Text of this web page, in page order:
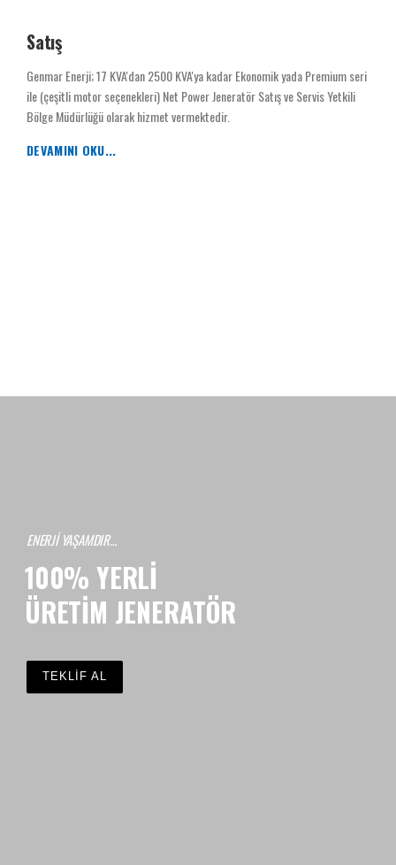
Satış
Genmar Enerji; 17 KVA'dan 2500 KVA'ya kadar Ekonomik yada Premium seri
ile (çeşitli motor seçenekleri) Net Power Jeneratör Satış ve Servis Yetkili
Bölge Müdürlüğü olarak hizmet vermektedir.
DEVAMINI OKU...
ENERJI YAŞAMDIR…
100% YERLİ
ÜRETİM JENERATÖR
TEKLİF AL